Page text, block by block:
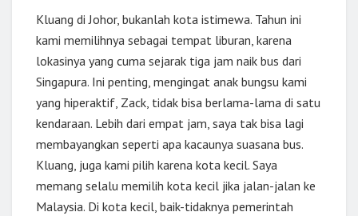
Kluang di Johor, bukanlah kota istimewa. Tahun ini
kami memilihnya sebagai tempat liburan, karena
lokasinya yang cuma sejarak tiga jam naik bus dari
Singapura. Ini penting, mengingat anak bungsu kami
yang hiperaktif, Zack, tidak bisa berlama-lama di satu
kendaraan. Lebih dari empat jam, saya tak bisa lagi
membayangkan seperti apa kacaunya suasana bus.
Kluang, juga kami pilih karena kota kecil. Saya
memang selalu memilih kota kecil jika jalan-jalan ke
Malaysia. Di kota kecil, baik-tidaknya pemerintah